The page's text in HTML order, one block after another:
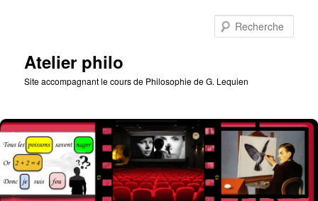
Atelier philo
Site accompagnant le cours de Philosophie de G. Lequien